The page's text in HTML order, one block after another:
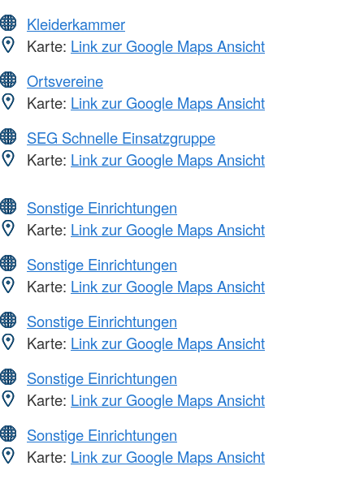
Kleiderkammer
Karte: Link zur Google Maps Ansicht
Ortsvereine
Karte: Link zur Google Maps Ansicht
SEG Schnelle Einsatzgruppe
Karte: Link zur Google Maps Ansicht
Sonstige Einrichtungen
Karte: Link zur Google Maps Ansicht
Sonstige Einrichtungen
Karte: Link zur Google Maps Ansicht
Sonstige Einrichtungen
Karte: Link zur Google Maps Ansicht
Sonstige Einrichtungen
Karte: Link zur Google Maps Ansicht
Sonstige Einrichtungen
Karte: Link zur Google Maps Ansicht